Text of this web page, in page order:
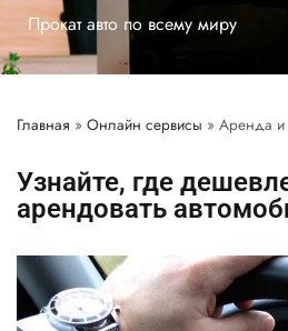
Прокат авто по всему миру
Главная » Онлайн сервисы » Аренда и
Узнайте, где
арендовать